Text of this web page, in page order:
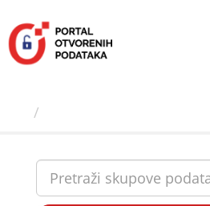
sadržaj